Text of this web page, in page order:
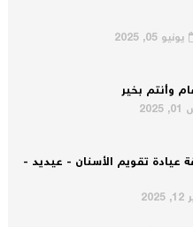
05, 2025
بخير
تقويم الأسنان - عيديد -